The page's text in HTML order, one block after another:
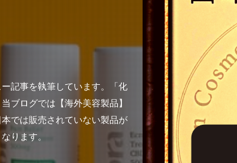
記事を執筆しています。「化
ブログでは【海外美容製品】
では販売されていない製品が
ります。